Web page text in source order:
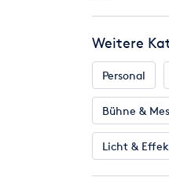
Weitere
Personal
Bühne &
Licht &